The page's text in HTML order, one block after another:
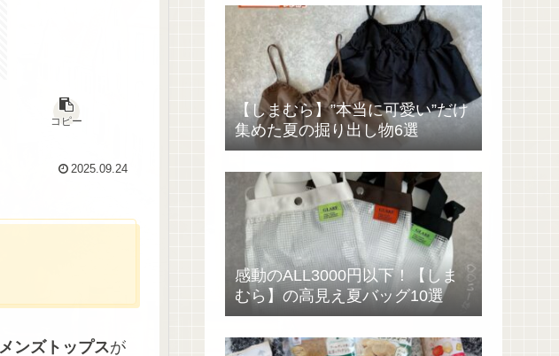
コピー
2025.09.24
メンズトップスが
【しまむら】”本当に可愛い”だけ
集めた夏の掘り出し物6選
感動のALL3000円以下！【しま
むら】の高見え夏バッグ10選